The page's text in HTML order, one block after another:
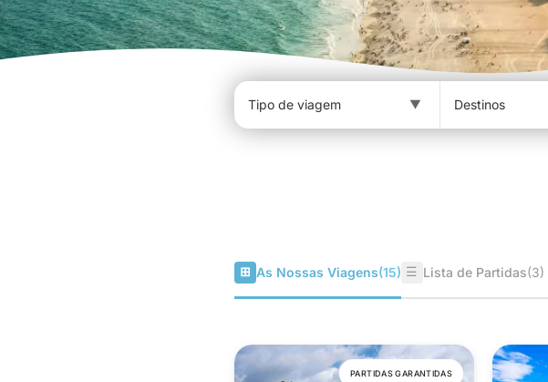
⊞ As Nossas Viagens(15) ☰ Lista de Partidas(3)
PARTIDAS GARANTIDAS